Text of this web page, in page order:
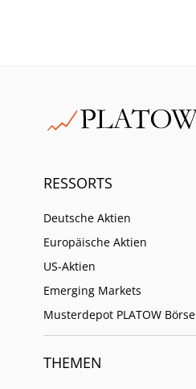
RESSORTS
Deutsche Aktien
Europäische Aktien
US-Aktien
Emerging Markets
Musterdepot PLATOW Börse
THEMEN